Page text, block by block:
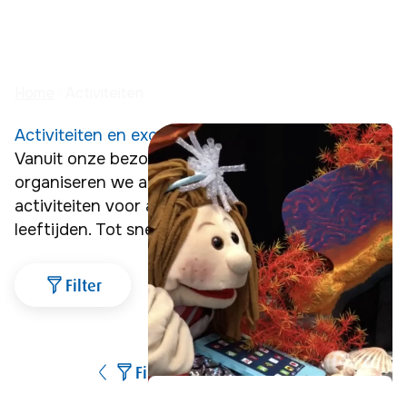
Activiteiten en excursies
Vanuit onze bezoekerscentra
organiseren we allerlei
activiteiten voor alle
leeftijden. Tot snel!
Filter
Filter